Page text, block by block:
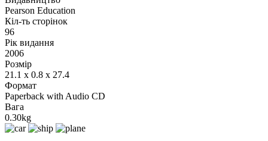
Pearson Education
Кіл-ть сторінок
96
Рік видання
2006
Розмір
21.1 x 0.8 x 27.4
Формат
Paperback with Audio CD
Вага
0.30kg